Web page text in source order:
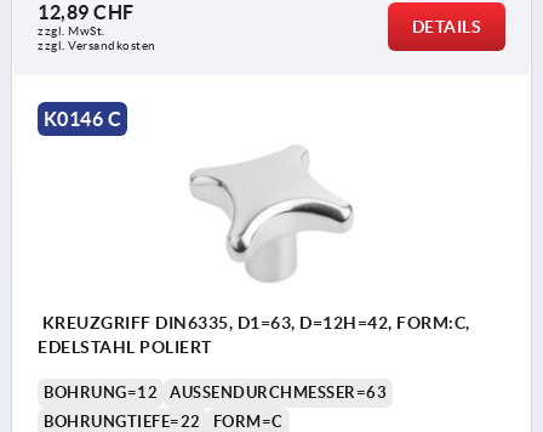
12,89 CHF
zzgl. MwSt.
zzgl. Versandkosten
DETAILS
K0146 C
KREUZGRIFF DIN6335, D1=63, D=12H=42, FORM:C,
EDELSTAHL POLIERT
BOHRUNG=12
AUSSENDURCHMESSER=63
BOHRUNGTIEFE=22
FORM=C